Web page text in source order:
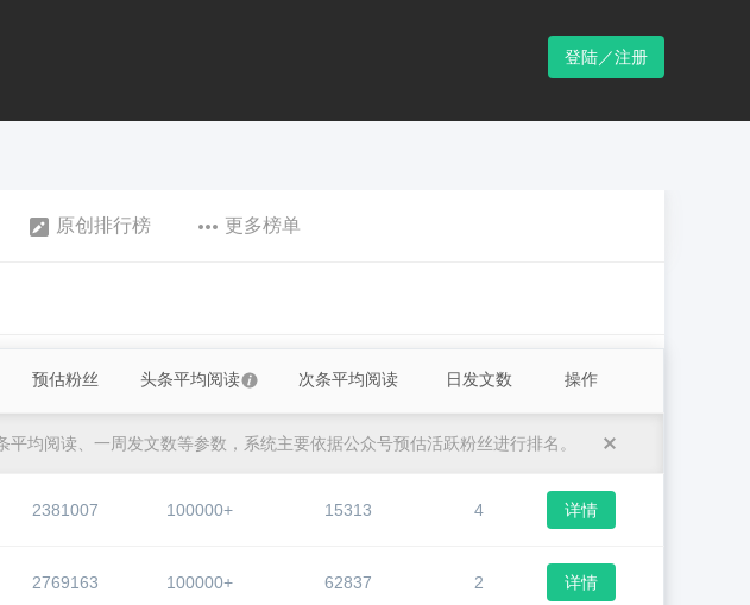
登陆／注册
原创排行榜 更多榜单
预估粉丝 头条平均阅读 次条平均阅读 日发文数 操作
均阅读、一周发文数等参数，系统主要依据公众号预估活跃粉丝进行排名。
2381007 100000+ 15313 4 详情
2769163 100000+ 62837 2 详情